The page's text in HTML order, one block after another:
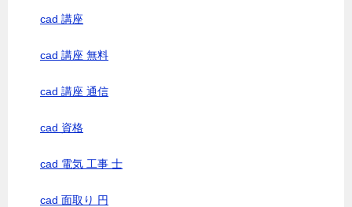
cad 講座
cad 講座 無料
cad 講座 通信
cad 資格
cad 電気 工事 士
cad 面取り 円